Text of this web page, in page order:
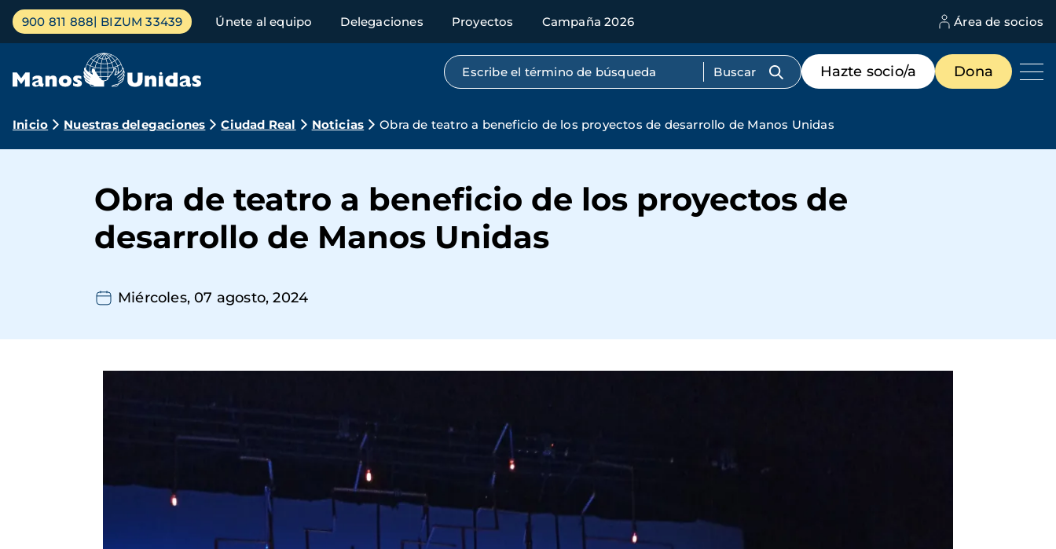
Pasar
contenido
Menú
principal
900 811 888 BIZUM 33439 Únete al equipo Delegaciones Proyectos Campaña 2026 Área de socios
Búsqueda por texto completo
Menú
de
destacados
Hazte socio/a Dona
Ruta
navegación
Inicio Nuestras delegaciones Ciudad Real Noticias Obra de teatro a beneficio de los proyectos de desarrollo de Manos Unidas
Obra de teatro a beneficio de los proyectos de
desarrollo de Manos Unidas
Miércoles, 07 agosto, 2024